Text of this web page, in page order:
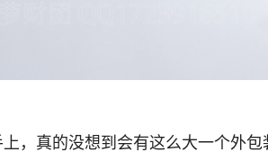
上，真的没想到会有这么大一个外包